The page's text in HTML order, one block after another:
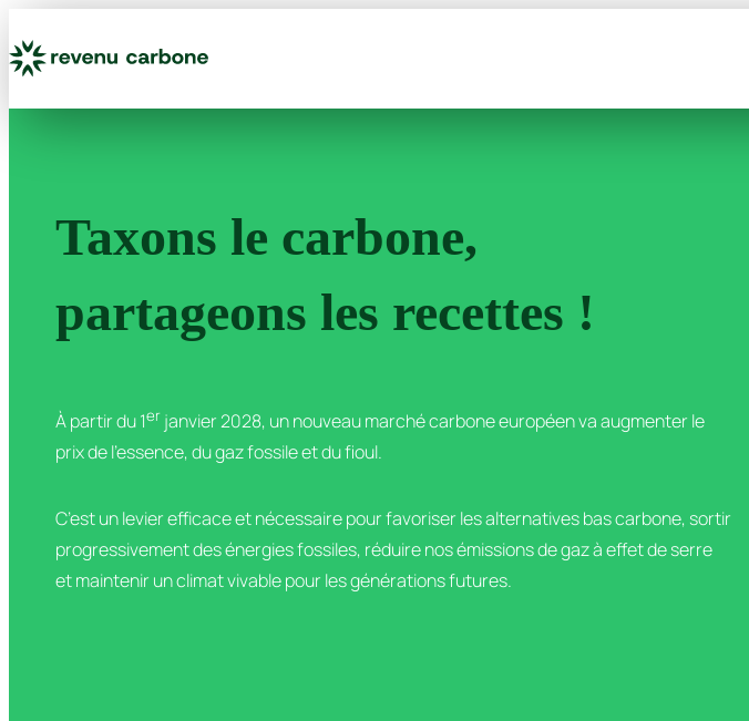
au
Taxons le carbone,
partageons les recettes !
À partir du 1er janvier 2028, un nouveau marché carbone européen va augmenter le
prix de l’essence, du gaz fossile et du fioul.
C’est un levier efficace et nécessaire pour favoriser les alternatives bas carbone, sortir
progressivement des énergies fossiles, réduire nos émissions de gaz à effet de serre
et maintenir un climat vivable pour les générations futures.